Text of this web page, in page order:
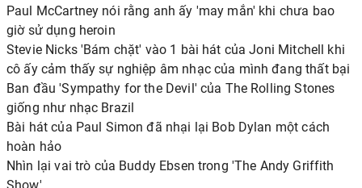
Paul McCartney nói rằng anh ấy 'may mắn' khi chưa bao
giờ sử dụng heroin
Stevie Nicks 'Bám chặt' vào 1 bài hát của Joni Mitchell khi
cô ấy cảm thấy sự nghiệp âm nhạc của mình đang thất bại
Ban đầu 'Sympathy for the Devil' của The Rolling Stones
giống như nhạc Brazil
Bài hát của Paul Simon đã nhại lại Bob Dylan một cách
hoàn hảo
Nhìn lại vai trò của Buddy Ebsen trong 'The Andy Griffith